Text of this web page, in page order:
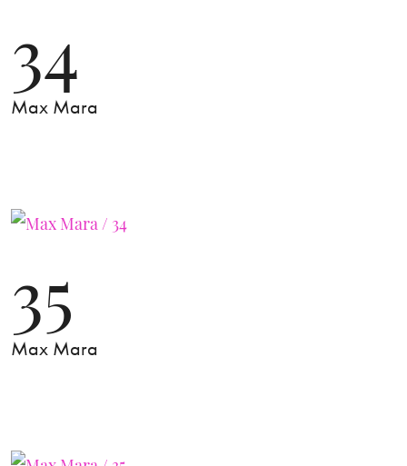
34
Max Mara
35
Max Mara